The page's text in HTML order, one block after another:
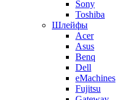
Sony
Toshiba
Шлейфы
Acer
Asus
Benq
Dell
eMachines
Fujitsu